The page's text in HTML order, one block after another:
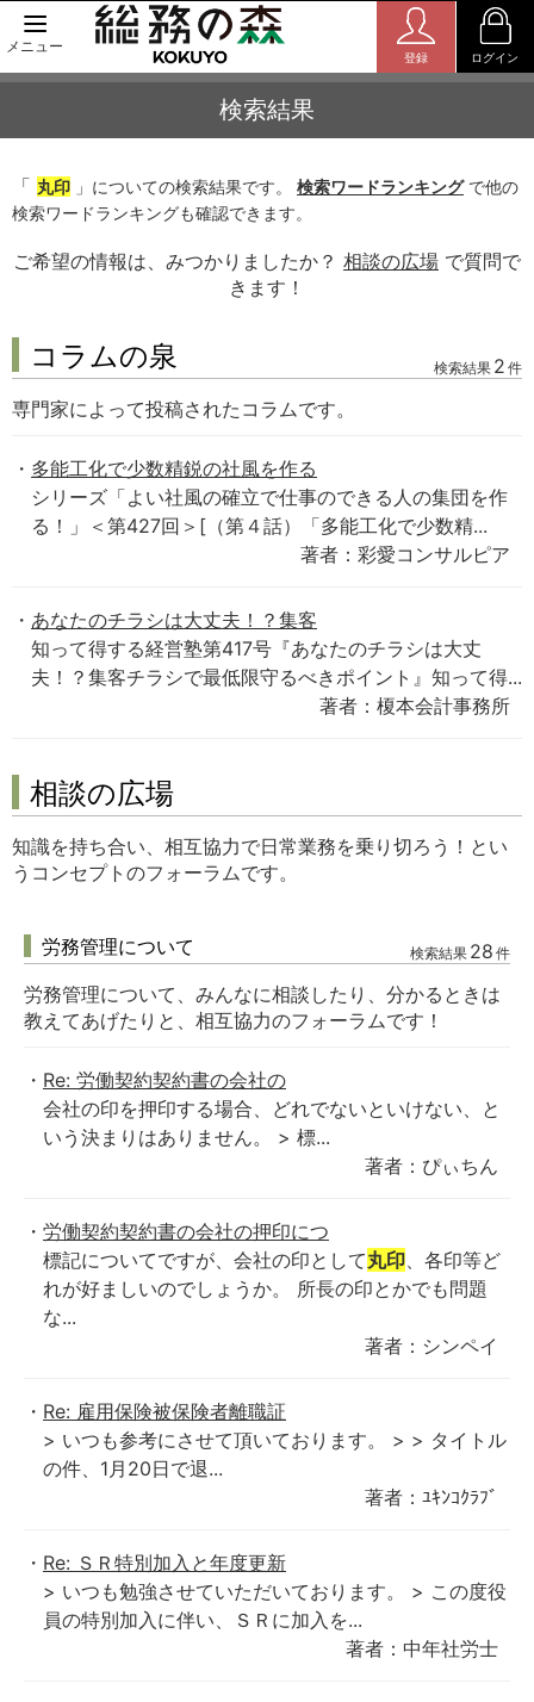
メニュー
登録 ログイン
検索結果
「 丸印 」についての検索結果です。 検索ワードランキングで他の
検索ワードランキングも確認できます。
ご希望の情報は、みつかりましたか？ 相談の広場 で質問で
きます！
コラムの泉 検索結果 2 件
専門家によって投稿されたコラムです。
多能工化で少数精鋭の社風を作る
シリーズ「よい社風の確立で仕事のできる人の集団を作
る！」＜第427回＞[（第４話）「多能工化で少数精...
著者：彩愛コンサルピア
あなたのチラシは大丈夫！？集客
知って得する経営塾第417号『あなたのチラシは大丈
夫！？集客チラシで最低限守るべきポイント』知って得...
著者：榎本会計事務所
相談の広場
知識を持ち合い、相互協力で日常業務を乗り切ろう！とい
うコンセプトのフォーラムです。
労務管理について 検索結果 28 件
労務管理について、みんなに相談したり、分かるときは
教えてあげたりと、相互協力のフォーラムです！
Re: 労働契約契約書の会社の
会社の印を押印する場合、どれでないといけない、と
いう決まりはありません。 > 標...
著者：ぴぃちん
労働契約契約書の会社の押印につ
標記についてですが、会社の印として丸印、各印等ど
れが好ましいのでしょうか。 所長の印とかでも問題
な...
著者：シンペイ
Re: 雇用保険被保険者離職証
> いつも参考にさせて頂いております。 > > タイトル
の件、1月20日で退...
著者：ﾕｷﾝｺｸﾗﾌﾞ
Re: ＳＲ特別加入と年度更新
> いつも勉強させていただいております。 > この度役
員の特別加入に伴い、ＳＲに加入を...
著者：中年社労士